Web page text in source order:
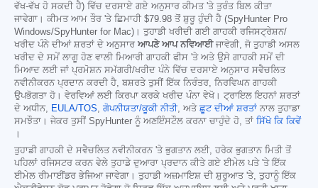
ਵੱਖ-ਵੱਖ ਹੋ ਸਕਦੀ ਹੈ) ਵਿੱਚ ਦਰਸਾਏ ਗਏ ਅਨੁਸਾਰ ਕੀਮਤ 'ਤੇ ਤੁਰੰਤ ਬਿਲ ਕੀਤਾ
ਜਾਵੇਗਾ। ਕੀਮਤ ਆਮ ਤੌਰ 'ਤੇ ਛਿਮਾਹੀ $79.98 ਤੋਂ ਸ਼ੁਰੂ ਹੁੰਦੀ ਹੈ (SpyHunter Pro
Windows/SpyHunter for Mac)। ਤੁਹਾਡੀ ਖਰੀਦੀ ਗਈ ਗਾਹਕੀ ਰਜਿਸਟ੍ਰੇਸ਼ਨ/
ਖਰੀਦ ਪੰਨੇ ਦੀਆਂ ਸ਼ਰਤਾਂ ਦੇ ਅਨੁਸਾਰ ਆਪਣੇ ਆਪ ਨਵਿਆਈਜਾਵੇਗੀ, ਜੋ ਤੁਹਾਡੀ ਅਸਲ
ਖਰੀਦ ਦੇ ਸਮੇਂ ਲਾਗੂ ਹੋਣ ਵਾਲੀ ਮਿਆਰੀ ਗਾਹਕੀ ਫੀਸ 'ਤੇ ਅਤੇ ਉਸੇ ਗਾਹਕੀ ਸਮੇਂ ਦੀ
ਮਿਆਦ ਲਈ ਜਾਂ ਪ੍ਰਮੋਸ਼ਨ ਸਮੱਗਰੀ/ਖਰੀਦ ਪੰਨੇ ਵਿੱਚ ਦਰਸਾਏ ਅਨੁਸਾਰ ਸਵੈਚਲਿਤ
ਨਵੀਨੀਕਰਨ ਪ੍ਰਦਾਨ ਕਰਦੀ ਹੈ, ਬਸ਼ਰਤੇ ਤੁਸੀਂ ਇੱਕ ਨਿਰੰਤਰ, ਨਿਰਵਿਘਨ ਗਾਹਕੀ
ਉਪਭੋਗਤਾ ਹੋ। ਵੇਰਵਿਆਂ ਲਈ ਕਿਰਪਾ ਕਰਕੇ ਖਰੀਦ ਪੰਨਾ ਵੇਖੋ। ਟ੍ਰਾਇਲ ਇਹਨਾਂ ਸ਼ਰਤਾਂ
ਦੇ ਅਧੀਨ,
EULA/TOS ਗੋਪਨੀਯਤਾ/ਕੂਕੀ ਨੀਤੀ , ਅਤੇ ਛੂਟ ਦੀਆਂ ਸ਼ਰਤਾਂ ਨਾਲ ਤੁਹਾਡਾ
ਸਮਝੌਤਾ। ਜੇਕਰ ਤੁਸੀਂ SpyHunter ਨੂੰ ਅਣਇੰਸਟੌਲ ਕਰਨਾ ਚਾਹੁੰਦੇ ਹੋ, ਤਾਂ ਸਿੱਖੋ ਕਿ ਕਿਵੇਂ
।
ਤੁਹਾਡੀ ਗਾਹਕੀ ਦੇ ਸਵੈਚਲਿਤ ਨਵੀਨੀਕਰਨ 'ਤੇ ਭੁਗਤਾਨ ਲਈ, ਹਰੇਕ ਭੁਗਤਾਨ ਮਿਤੀ ਤੋਂ
ਪਹਿਲਾਂ ਰਜਿਸਟਰ ਕਰਨ ਵੇਲੇ ਤੁਹਾਡੇ ਦੁਆਰਾ ਪ੍ਰਦਾਨ ਕੀਤੇ ਗਏ ਈਮੇਲ ਪਤੇ 'ਤੇ ਇੱਕ
ਈਮੇਲ ਰੀਮਾਈਂਡਰ ਭੇਜਿਆ ਜਾਵੇਗਾ। ਤੁਹਾਡੀ ਅਜ਼ਮਾਇਸ਼ ਦੀ ਸ਼ੁਰੂਆਤ 'ਤੇ, ਤੁਹਾਨੂੰ ਇੱਕ